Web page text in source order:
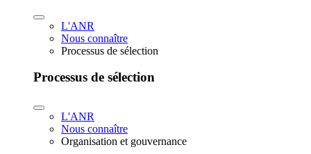
L'ANR
Nous connaître
Processus de sélection
Processus de sélection
L'ANR
Nous connaître
Organisation et gouvernance